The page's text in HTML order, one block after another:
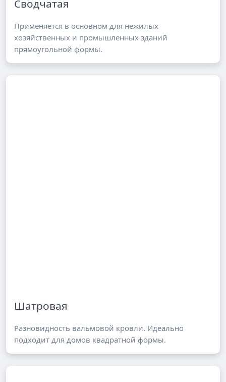
Сводчатая
Применяется в основном для нежилых
хозяйственных и промышленных зданий
прямоугольной формы.
Шатровая
Разновидность вальмовой кровли. Идеально
подходит для домов квадратной формы.